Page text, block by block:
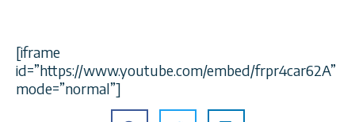
[iframe
id=”https://www.youtube.com/embed/frpr4car62A”
mode=”normal”]